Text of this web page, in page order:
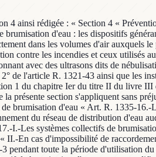
ainsi rédigée : « Section 4 «
d'eau : les dispositifs
dans les volumes d'air auxquels
contre les incendies et ceux utilisés
avec des ultrasons dits de
de l'article R. 1321-43 ainsi que les
1 du chapitre Ier du titre II du livre
présente section s'appliquent sans
brumisation d'eau « Art. R. 1335-
du réseau de distribution d'eau
I.-Les systèmes collectifs de
En cas d'impossibilité de
pendant toute la période d'utilisation